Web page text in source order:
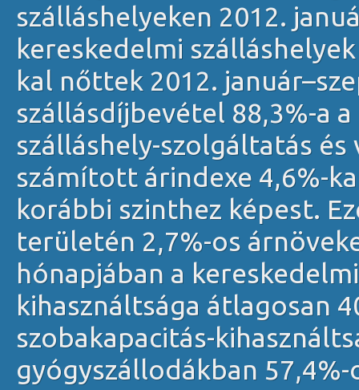
szálláshelyeken 2012.
kereskedelmi
kal nőttek 2012.
szállásdíjbevétel 88,3%-a
szálláshely-szolgáltatás
számított árindexe 4,6%-
korábbi szinthez képest.
területén 2,7%-os
hónapjában a
kihasználtsága átlagosan
szobakapacitás-
gyógyszállodákban